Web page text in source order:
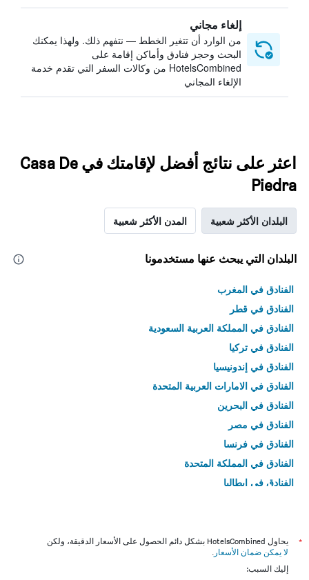
إلغاء مجاني
من الوارد أن تتغير الخطط — نتفهم ذلك. ولهذا يمكنك
البحث وحجز فنادق وأماكن إقامة على
HotelsCombined من وكالات السفر التي تقدم خدمة
الإلغاء المجاني
اعثر على نتائج أفضل لإقامتك في Casa De
Piedra
البلدان الأكثر شعبية المدن الأكثر شعبية
البلدان التي يبحث عنها مستخدمونا
الفنادق في المغرب
الفنادق في قطر
الفنادق في المملكة العربية السعودية
الفنادق في تركيا
الفنادق في إندونيسيا
الفنادق في الامارات العربية المتحدة
الفنادق في البحرين
الفنادق في مصر
الفنادق في فرنسا
الفنادق في المملكة المتحدة
الفنادق في إيطاليا
*
يحاول HotelsCombined بشكل دائم الحصول على الأسعار الدقيقة، ولكن
لا يمكن ضمان الأسعار .
إليك السبب: